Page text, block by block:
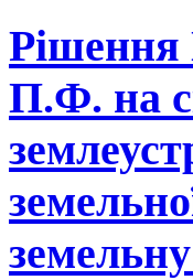
Рішення
П.Ф. на